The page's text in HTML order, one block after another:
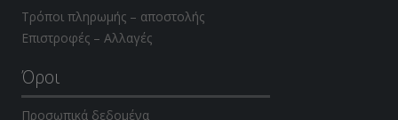
Τρόποι πληρωμής – αποστολής
Επιστροφές – Αλλαγές
Όροι
Προσωπικά δεδομένα